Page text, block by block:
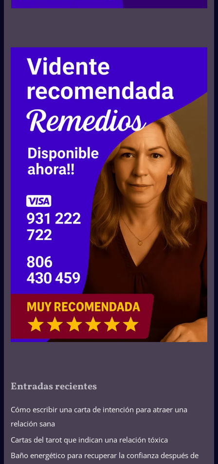
Entradas recientes
Cómo escribir una carta de intención para atraer una
relación sana
Cartas del tarot que indican una relación tóxica
Baño energético para recuperar la confianza después de